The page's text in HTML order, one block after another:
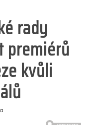
rady
premiérů
kvůli